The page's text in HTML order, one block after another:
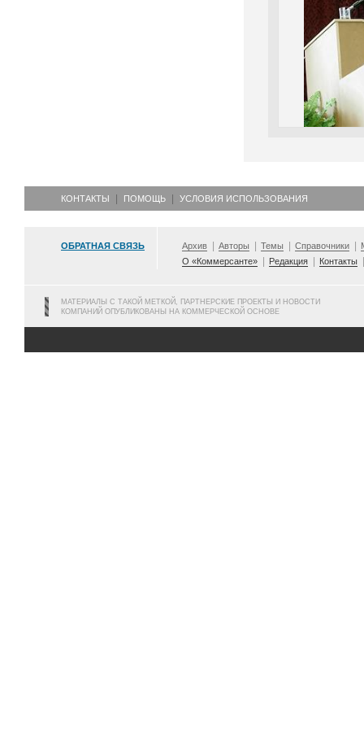
КОНТАКТЫ ПОМОЩЬ УСЛОВИЯ ИСПОЛЬЗОВАНИЯ
ОБРАТНАЯ СВЯЗЬ Архив Авторы Темы Справочники
О «Коммерсанте»
Редакция Контакты
МАТЕРИАЛЫ С ТАКОЙ МЕТКОЙ, ПАРТНЕРСКИЕ ПРОЕКТЫ И НОВОСТИ
КОМПАНИЙ ОПУБЛИКОВАНЫ НА КОММЕРЧЕСКОЙ ОСНОВЕ